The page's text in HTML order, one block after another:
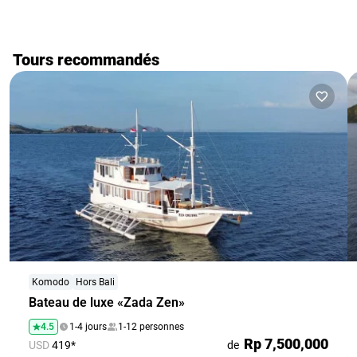
Tours recommandés
Bateau de luxe «Zada Zen»
Komodo Hors Bali
4.5 1-4 jours 1-12 personnes
USD419* de Rp 7,500,000